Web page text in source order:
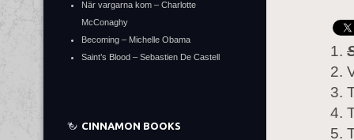
När vargarna kom – Charlotte
McConaghy
Becoming – Michelle Obama
Saint’s Blood – Sebastien De Castell
CINNAMON BOOKS